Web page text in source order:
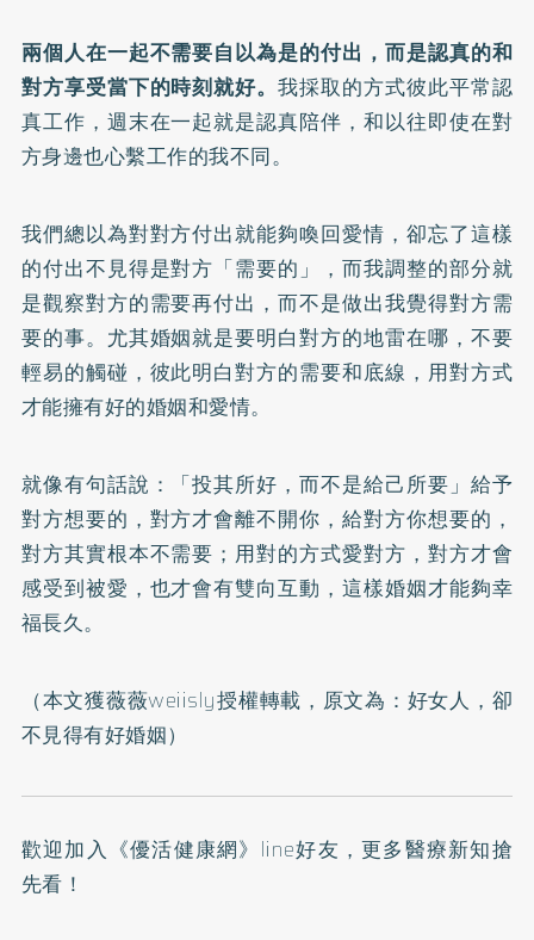
兩個人在一起不需要自以為是的付出，而是認真的和
對方享受當下的時刻就好。我採取的方式彼此平常認
真工作，週末在一起就是認真陪伴，和以往即使在對
方身邊也心繫工作的我不同。
我們總以為對對方付出就能夠喚回愛情，卻忘了這樣
的付出不見得是對方「需要的」，而我調整的部分就
是觀察對方的需要再付出，而不是做出我覺得對方需
要的事。尤其婚姻就是要明白對方的地雷在哪，不要
輕易的觸碰，彼此明白對方的需要和底線，用對方式
才能擁有好的婚姻和愛情。
就像有句話說：「投其所好，而不是給己所要」給予
對方想要的，對方才會離不開你，給對方你想要的，
對方其實根本不需要；用對的方式愛對方，對方才會
感受到被愛，也才會有雙向互動，這樣婚姻才能夠幸
福長久。
（本文獲薇薇weiisly授權轉載，原文為： 好女人，卻
不見得有好婚姻）
歡迎加入 《優活健康網》line好友 ，更多醫療新知搶
先看！